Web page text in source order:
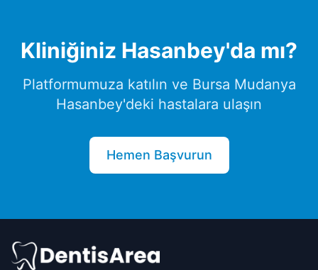
Kliniğiniz Hasanbey'da mı?
Platformumuza katılın ve Bursa Mudanya
Hasanbey'deki hastalara ulaşın
Hemen Başvurun